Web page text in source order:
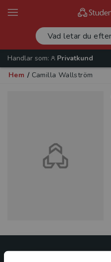
Handlar som:
Privatkund
Hem / Camilla Wallström